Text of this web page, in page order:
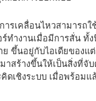
ารเคลื่อนไหวสามารถใ
ทำงานเมื่อมีการสั่น ทั้
ขึ้นอยู่กับไอเดียของแ
สร้างขึ้นให้เป็นสิ่งที่จับ
ดเชิงระบบ เมื่อพร้อมแ